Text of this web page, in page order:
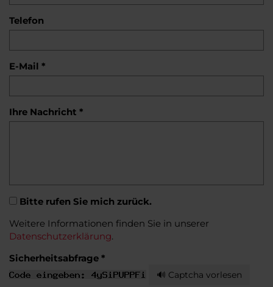
Telefon
E-Mail *
Ihre Nachricht *
Bitte rufen Sie mich zurück.
Weitere Informationen finden Sie in unserer
Datenschutzerklärung.
Sicherheitsabfrage *
🔊 Captcha vorlesen